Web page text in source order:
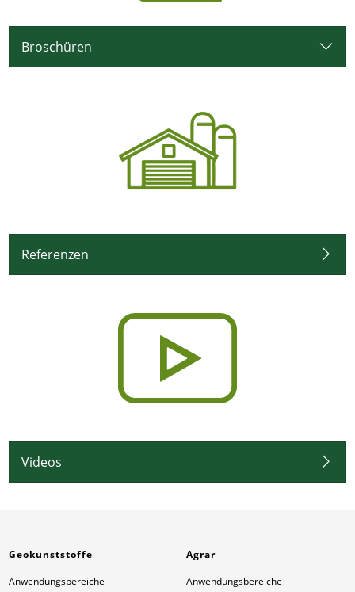
Broschüren
Referenzen
Videos
Geokunststoffe
Anwendungsbereiche
Agrar
Anwendungsbereiche